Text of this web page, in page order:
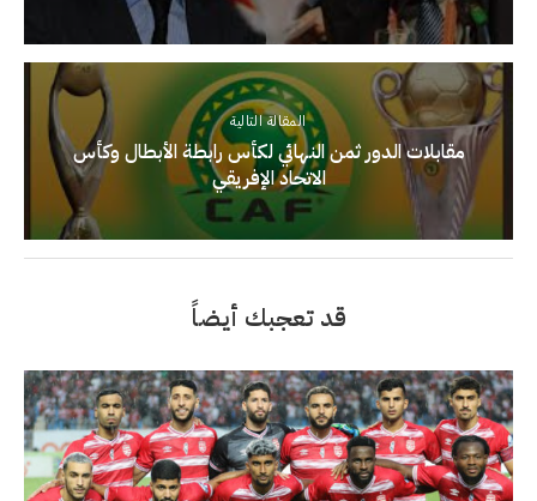
المقالة التالية
مقابلات الدور ثمن النهائي لكأس رابطة الأبطال وكأس
الاتحاد الإفريقي
قد تعجبك أيضاً